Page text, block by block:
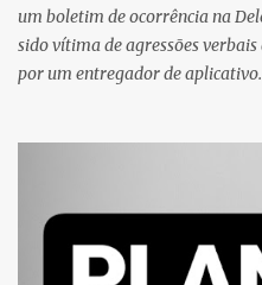
um boletim de ocorrência na
sido vítima de agressões
por um entregador de
proximidades. Ainda conforme
que, ao receber a entrega,
baixo calão e insultos. Ela